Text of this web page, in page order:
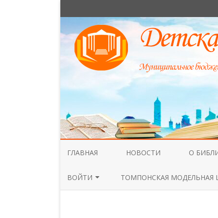
ГЛАВНАЯ НОВОСТИ О
НАШИ
ВОЙТИ ТОМПОНСКАЯ МОДЕЛЬНАЯ